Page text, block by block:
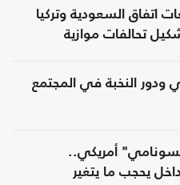
اتفاق السعودية وتركيا
تحالفات موازية
ودور النخبة في المجتمع
أمريكي..
يحجب ما يتغير